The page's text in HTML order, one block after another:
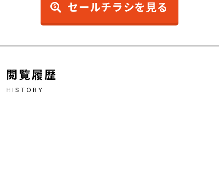
セールチラシを見る
閲覧履歴
HISTORY